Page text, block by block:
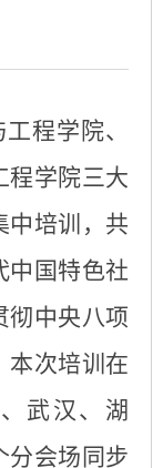
程学院、
程学院三大
中培训，共
中国特色社
彻中央八项
本次培训在
武汉、湖
分会场同步